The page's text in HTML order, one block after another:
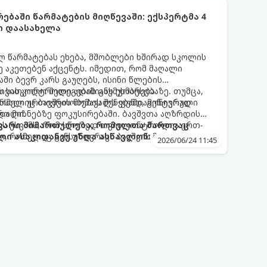
წარმატების მიღწევაში: ექსპერტმა 4
დაასახელა
წარმატებას ეხება, მშობლები ხშირად სკოლის
აკეთებენ აქცენტს. იმედით, რომ მაღალი
ბევრ კარს გაუღებს, ისინი წლების
სასკოლო შედეგების გაუმჯობესებაზე. თუმცა,
ბავშვის მომავალს ფუნდამენტურად
ადამიანს ეხმარება
ურთიერთობების შენებაში, გონივრული
მიზნებზე ფოკუსირებაში. ბავშვთა აღზრდის
უსვამს, რომ სწორედ თვითკონტროლია ერთ-
განსაზღვრავს ბავშვის მომავალ
მიმართულება, რომელთა მართვაც
ასაკიდანვე უნდა ასწავლონ:
2026/06/24 11:45